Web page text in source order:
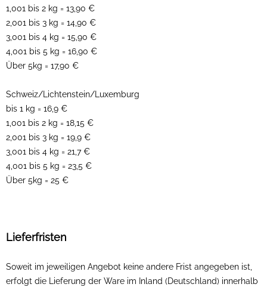
1,001 bis 2 kg = 13,90 €
2,001 bis 3 kg = 14,90 €
3,001 bis 4 kg = 15,90 €
4,001 bis 5 kg = 16,90 €
Über 5kg = 17,90 €
Schweiz/Lichtenstein/Luxemburg
bis 1 kg = 16,9 €
1,001 bis 2 kg = 18,15 €
2,001 bis 3 kg = 19,9 €
3,001 bis 4 kg = 21,7 €
4,001 bis 5 kg = 23,5 €
Über 5kg = 25 €
Lieferfristen
Soweit im jeweiligen Angebot keine andere Frist angegeben ist,
erfolgt die Lieferung der Ware im Inland (Deutschland) innerhalb